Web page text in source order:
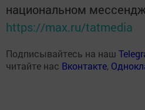
национальном
https://max.ru/tatmedia
Подписывайтесь на наш
читайте нас Вконтакте,